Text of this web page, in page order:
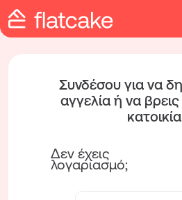
Συνδέσου για να
αγγελία ή να
Δεν έχεις
λογαριασμό;